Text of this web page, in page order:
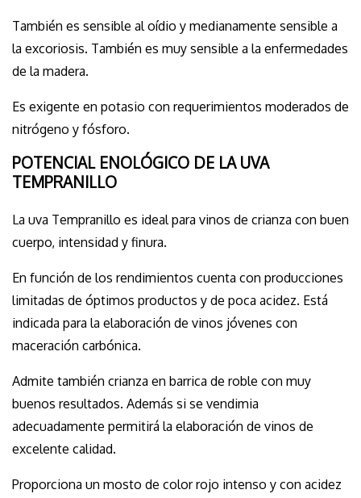
También es sensible al oídio y medianamente sensible a
la excoriosis. También es muy sensible a la enfermedades
de la madera.
Es exigente en potasio con requerimientos moderados de
nitrógeno y fósforo.
POTENCIAL ENOLÓGICO DE LA UVA
TEMPRANILLO
La uva Tempranillo es ideal para vinos de crianza con buen
cuerpo, intensidad y finura.
En función de los rendimientos cuenta con producciones
limitadas de óptimos productos y de poca acidez. Está
indicada para la elaboración de vinos jóvenes con
maceración carbónica.
Admite también crianza en barrica de roble con muy
buenos resultados. Además si se vendimia
adecuadamente permitirá la elaboración de vinos de
excelente calidad.
Proporciona un mosto de color rojo intenso y con acidez